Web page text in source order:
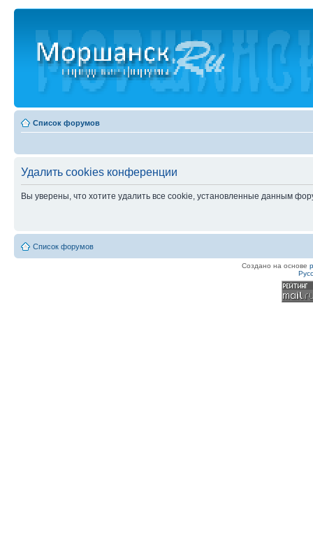
Список форумов
Удалить cookies конференции
Вы уверены, что хотите удалить все cookie, установленные данным
Список форумов
Создано на основе